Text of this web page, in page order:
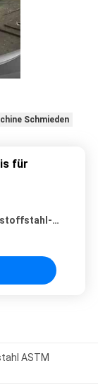
Schmieden
für
ASTM